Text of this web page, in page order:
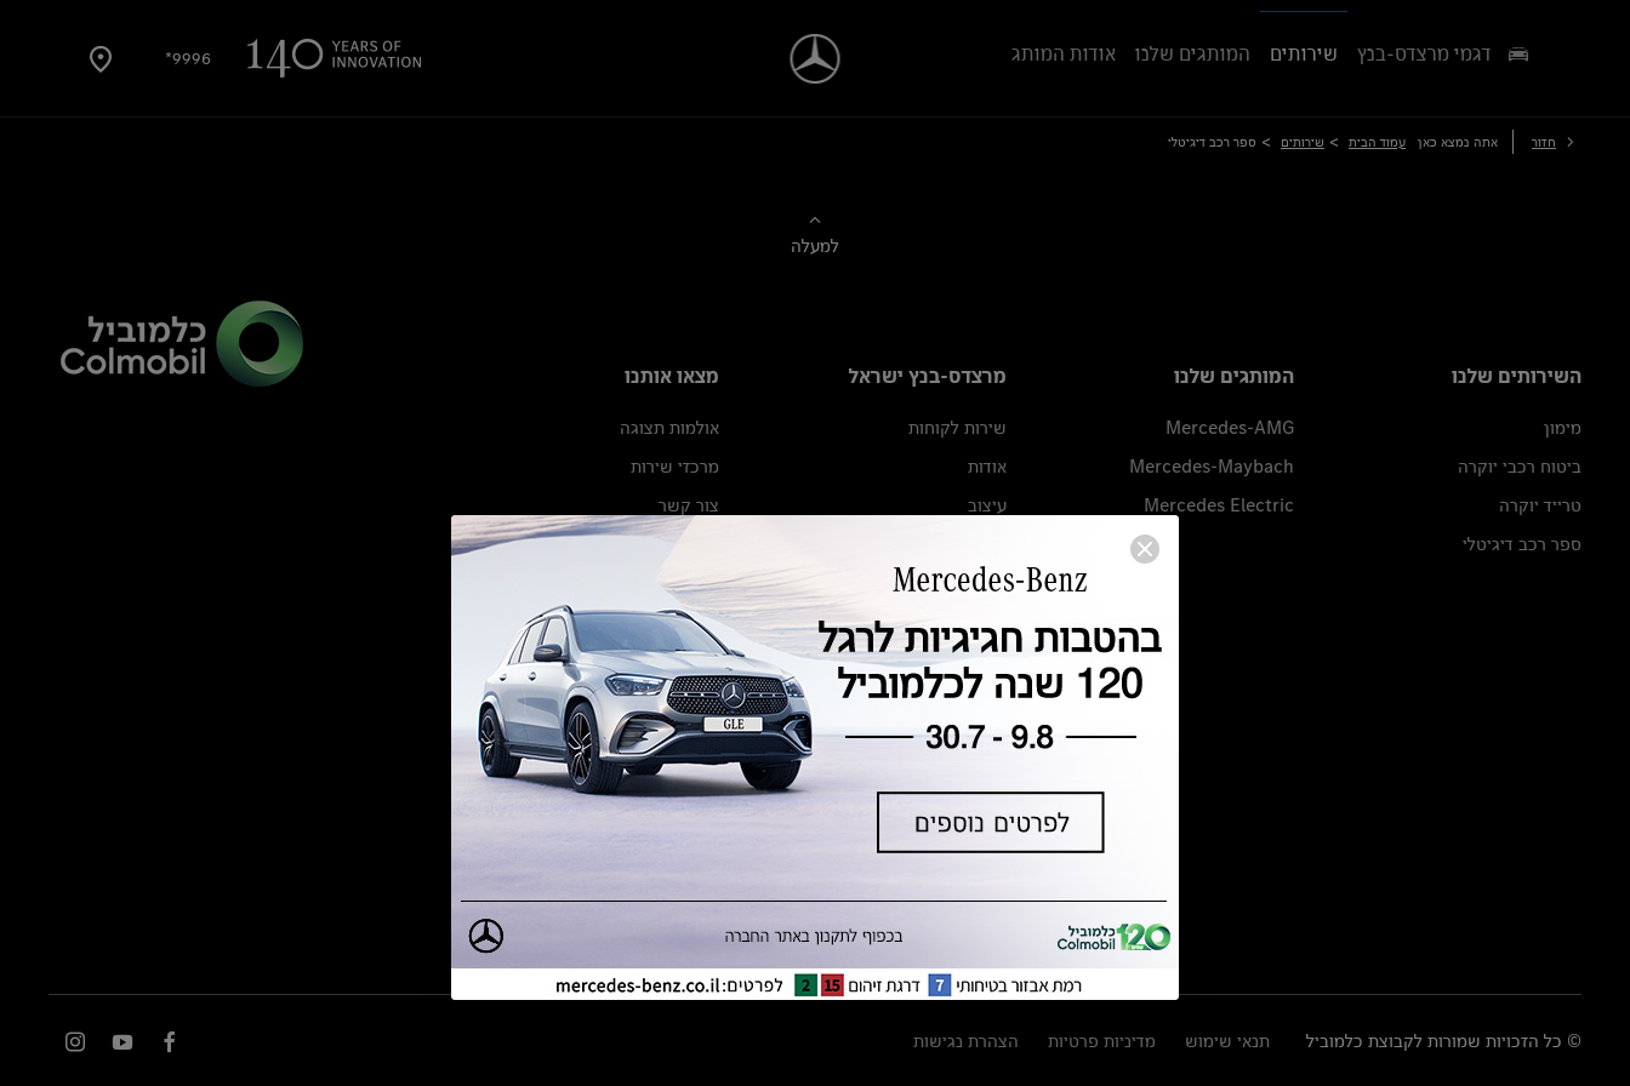
9996* דגמי מרצדס-בנץ שירותים המותגים שלנו אודות המותג
חזור אתה נמצא כאן עמוד הבית > שירותים > ספר רכב דיגיטלי
למעלה
השירותים שלנו
מימון
ביטוח רכבי יוקרה
טרייד יוקרה
ספר רכב דיגיטלי
המותגים שלנו
Mercedes-AMG
Mercedes-Maybach
Mercedes Electric
מרצדס-בנץ ישראל
שירות לקוחות
אודות
עיצוב
מגזין מרצדס-בנץ
ספרי רכב מרצדס-בנץ
נתוני זיהום אוויר וצריכת דלק וחשמל
נתוני תווית צמיגים
מחירון חלפים
הודעה על הטבות לרכבי מרצדס בהסדר
מצאו אותנו
אולמות תצוגה
מרכזי שירות
צור קשר
© כל הזכויות שמורות לקבוצת כלמוביל תנאי שימוש מדיניות פרטיות הצהרת נגישות